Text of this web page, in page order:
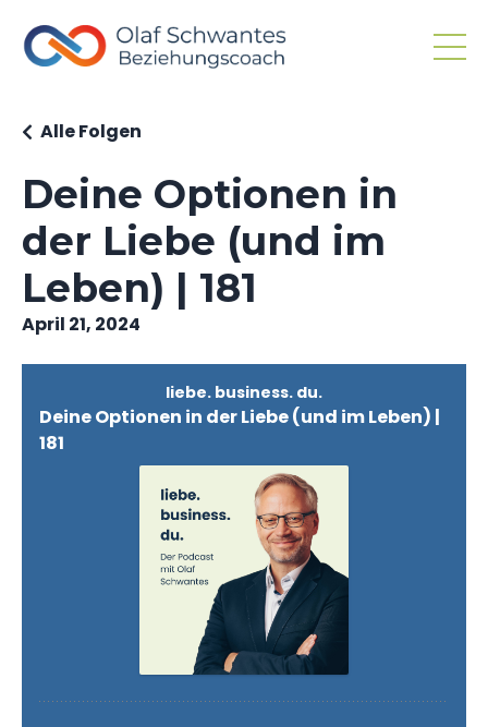
Deine Optionen in
der Liebe (und im
Leben) | 181
Alle Folgen
April 21, 2024